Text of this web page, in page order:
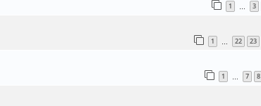
1 3
1 22 23
1 7 8